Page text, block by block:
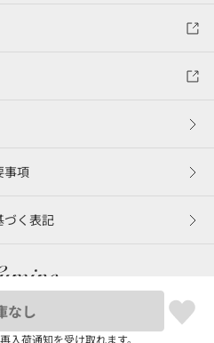
なし
入荷通知を受け取れます。
事項
づく表記
Co., Ltd.